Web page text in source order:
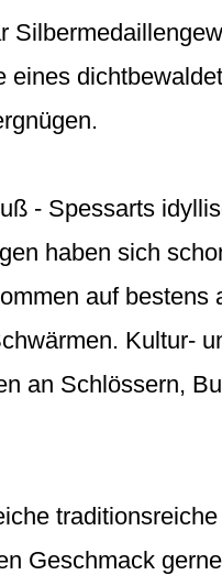
eines
- Spessarts
haben sich
auf bestens
Kultur-
an Schlössern,
Geschmack